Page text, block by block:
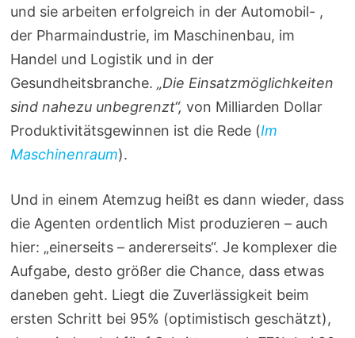
und sie arbeiten erfolgreich in der Automobil- ,
der Pharmaindustrie, im Maschinenbau, im
Handel und Logistik und in der
Gesundheitsbranche.„Die Einsatzmöglichkeiten
sind nahezu unbegrenzt“, von Milliarden Dollar
Produktivitätsgewinnen ist die Rede (Im
Maschinenraum).
Und in einem Atemzug heißt es dann wieder, dass
die Agenten ordentlich Mist produzieren – auch
hier: „einerseits – andererseits“. Je komplexer die
Aufgabe, desto größer die Chance, dass etwas
daneben geht. Liegt die Zuverlässigkeit beim
ersten Schritt bei 95% (optimistisch geschätzt),